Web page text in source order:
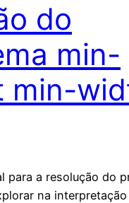
do
min-
min-
para a resolução do
na